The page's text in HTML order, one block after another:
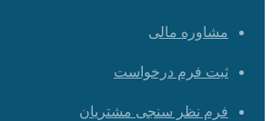
مشاوره مالی
ثبت فرم درخواست
فرم نظر سنجی مشتریان